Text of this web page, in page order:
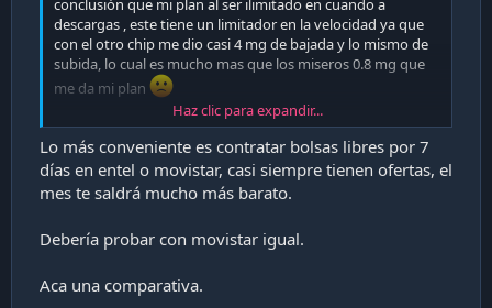
conclusión que mi plan al ser ilimitado en cuando a
descargas , este tiene un limitador en la velocidad ya que
con el otro chip me dio casi 4 mg de bajada y lo mismo de
subida, lo cual es mucho mas que los miseros 0.8 mg que
me da mi plan
conocen algun buen plan en entel que pueda contratar
para aprovechar el internet? xD
Haz clic para expandir...
Lo más conveniente es contratar bolsas libres por 7
días en entel o movistar, casi siempre tienen ofertas, el
mes te saldrá mucho más barato.
Debería probar con movistar igual.
Aca una comparativa.